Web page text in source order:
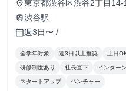
place東京都渋谷区渋谷2丁目
train渋谷駅
calendar_today週3日〜 /
全学年対象 週3日以上推奨 土日
研修制度あり 社長直下 インター
スタートアップ ベンチャー